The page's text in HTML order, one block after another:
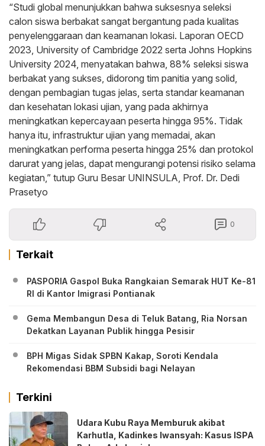
“Studi global menunjukkan bahwa suksesnya seleksi
calon siswa berbakat sangat bergantung pada kualitas
penyelenggaraan dan keamanan lokasi. Laporan OECD
2023, University of Cambridge 2022 serta Johns Hopkins
University 2024, menyatakan bahwa, 88% seleksi siswa
berbakat yang sukses, didorong tim panitia yang solid,
dengan pembagian tugas jelas, serta standar keamanan
dan kesehatan lokasi ujian, yang pada akhirnya
meningkatkan kepercayaan peserta hingga 95%. Tidak
hanya itu, infrastruktur ujian yang memadai, akan
meningkatkan performa peserta hingga 25% dan protokol
darurat yang jelas, dapat mengurangi potensi risiko selama
kegiatan,” tutup Guru Besar UNINSULA, Prof. Dr. Dedi
Prasetyo
0
Terkait
PASPORIA Gaspol Buka Rangkaian Semarak HUT Ke-81
RI di Kantor Imigrasi Pontianak
Gema Membangun Desa di Teluk Batang, Ria Norsan
Dekatkan Layanan Publik hingga Pesisir
BPH Migas Sidak SPBN Kakap, Soroti Kendala
Rekomendasi BBM Subsidi bagi Nelayan
Terkini
Udara Kubu Raya Memburuk akibat
Karhutla, Kadinkes Iwansyah: Kasus ISPA